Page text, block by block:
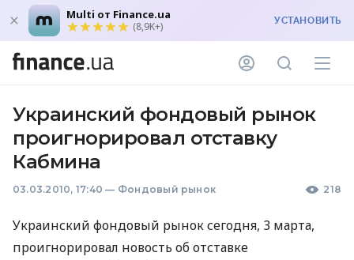
Multi от Finance.ua
(8,9K+) УСТАНОВИТЬ
Украинский фондовый рынок
проигнорировал отставку
Кабмина
03.03.2010, 17:40 — Фондовый рынок 218
Украинский фондовый рынок сегодня, 3 марта,
проигнорировал новость об отставке